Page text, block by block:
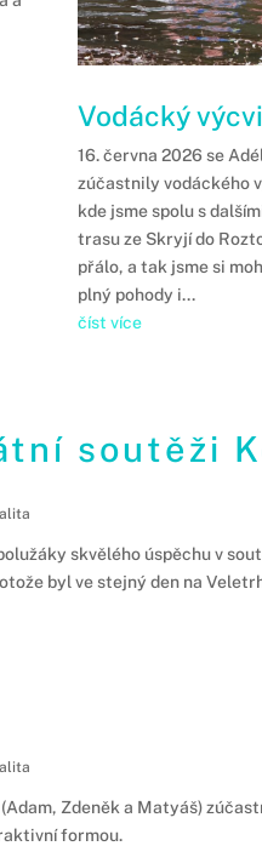
Vodácký
16. června 2026 se
zúčastnily vodáckého
kde jsme spolu s
trasu ze Skryjí do
přálo, a tak jsme si
plný pohody i...
číst více
soutěži
skvělého úspěchu v
byl ve stejný den na
Zdeněk a Matyáš)
formou.